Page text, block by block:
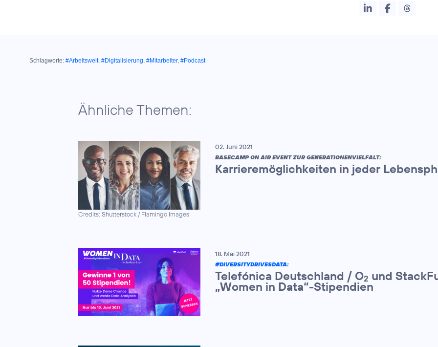
Schlagworte: #Arbeitswelt, #Digitalisierung, #Mitarbeiter, #Podcast
Ähnliche Themen:
Credits: Shutterstock / Flamingo Images
02. Juni 2021
BASECAMP ON AIR EVENT ZUR GENERATIONENVIELFALT:
Karrieremöglichkeiten in jeder
18. Mai 2021
#DIVERSITYDRIVESDATA:
Telefónica Deutschland / O2 und
„Women in Data“-Stipendien